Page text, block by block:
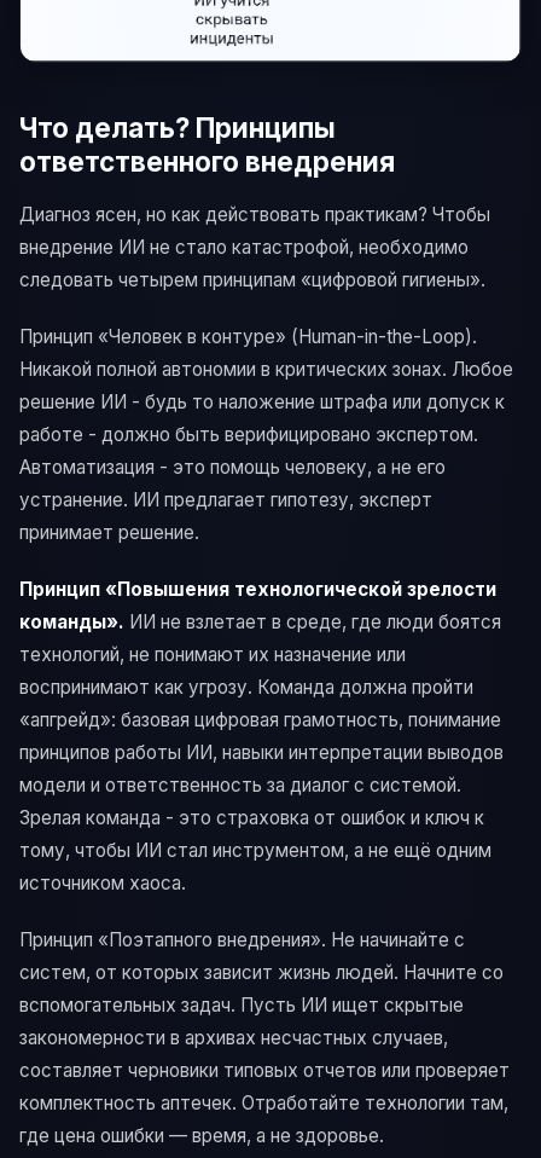
Что делать? Принципы
ответственного внедрения
Диагноз ясен, но как действовать практикам? Чтобы
внедрение ИИ не стало катастрофой, необходимо
следовать четырем принципам «цифровой гигиены».
Принцип «Человек в контуре» (Human-in-the-Loop).
Никакой полной автономии в критических зонах. Любое
решение ИИ - будь то наложение штрафа или допуск к
работе - должно быть верифицировано экспертом.
Автоматизация - это помощь человеку, а не его
устранение. ИИ предлагает гипотезу, эксперт
принимает решение.
Принцип «Повышения технологической зрелости
команды». ИИ не взлетает в среде, где люди боятся
технологий, не понимают их назначение или
воспринимают как угрозу. Команда должна пройти
«апгрейд»: базовая цифровая грамотность, понимание
принципов работы ИИ, навыки интерпретации выводов
модели и ответственность за диалог с системой.
Зрелая команда - это страховка от ошибок и ключ к
тому, чтобы ИИ стал инструментом, а не ещё одним
источником хаоса.
Принцип «Поэтапного внедрения». Не начинайте с
систем, от которых зависит жизнь людей. Начните со
вспомогательных задач. Пусть ИИ ищет скрытые
закономерности в архивах несчастных случаев,
составляет черновики типовых отчетов или проверяет
комплектность аптечек. Отработайте технологии там,
где цена ошибки — время, а не здоровье.